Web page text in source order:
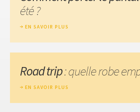
été ?
EN SAVOIR PLUS
Road trip: quelle robe
EN SAVOIR PLUS